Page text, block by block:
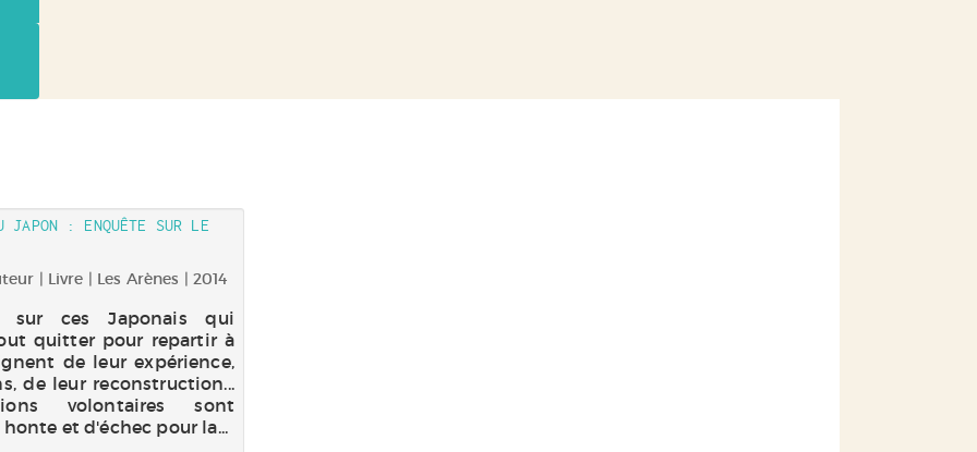
JAPON : ENQUÊTE SUR LE
| Livre | Les Arènes | 2014
sur ces Japonais qui
quitter pour repartir à
de leur expérience,
de leur reconstruction...
volontaires sont
et d'échec pour la...